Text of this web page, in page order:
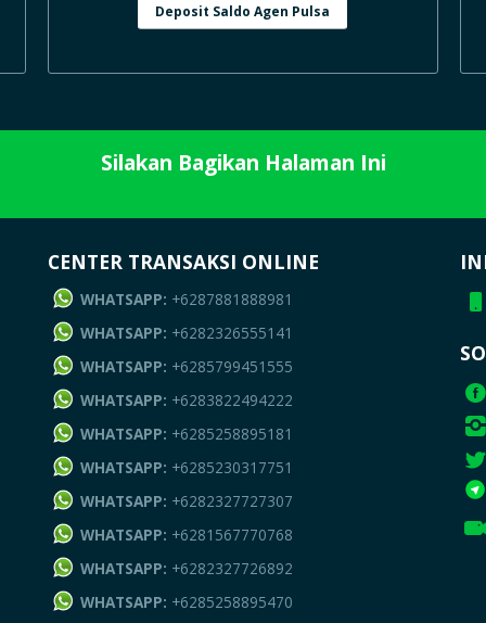
Deposit Saldo Agen Pulsa
Silakan Bagikan Halaman Ini
CENTER TRANSAKSI ONLINE
WHATSAPP: +6287881888981
WHATSAPP: +6282326555141
WHATSAPP: +6285799451555
WHATSAPP: +6283822494222
WHATSAPP: +6285258895181
WHATSAPP: +6285230317751
WHATSAPP: +6282327727307
WHATSAPP: +6281567770768
WHATSAPP: +6282327726892
WHATSAPP: +6285258895470